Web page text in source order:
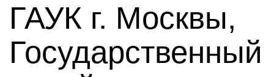
ГАУК г. Москвы,
Государственный